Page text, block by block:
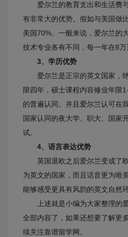
爱尔兰的教育支出和生活费与
有非常大的优势。假如与美国做
美国70%。一般来说，爱尔兰的
技术专业各有不同，每一年在8万
3、学历优势
爱尔兰是正宗的英文国家，
限四年，硕士课程内容修业年限
的普遍认同。并且爱尔兰认可在
国家认同的夜大学、职大、国家
试。
4、语言表达优势
英国退欧之后爱尔兰变成了
为英文的国家，而且话音更为唯
能够感受更具有风韵的英文自然环
上述就是小编为大家整理的爱
全部内容了，如果还想要了解更
续关注靠谱留学网。